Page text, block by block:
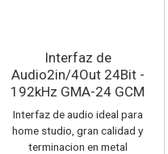
Interfaz de
Audio2in/4Out 24Bit -
192kHz GMA-24 GCM
Pro Line
Interfaz de audio ideal para
home studio, gran calidad y
terminacion en metal